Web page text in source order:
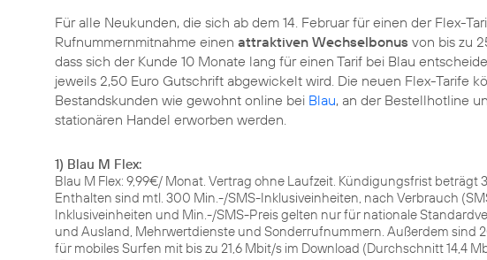
Für alle Neukunden, die sich ab dem 14. Februar für einen der Flex-
Rufnummernmitnahme einen attraktiven Wechselbonus von bis zu
dass sich der Kunde 10 Monate lang für einen Tarif bei Blau
jeweils 2,50 Euro Gutschrift abgewickelt wird. Die neuen Flex-Tarife
Bestandskunden wie gewohnt online bei Blau, an der Bestellhotline
stationären Handel erworben werden.
1) Blau M Flex:
Blau M Flex: 9,99€/ Monat. Vertrag ohne Laufzeit. Kündigungsfrist beträgt
Enthalten sind mtl. 300 Min.-/SMS-Inklusiveinheiten, nach Verbrauch
Inklusiveinheiten und Min.-/SMS-Preis gelten nur für nationale
und Ausland, Mehrwertdienste und Sonderrufnummern. Außerdem sind
für mobiles Surfen mit bis zu 21,6 Mbit/s im Download (Durchschnitt 14,4